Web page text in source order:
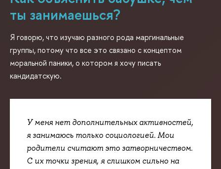
ты занимаешься?
Я говорю, что изучаю разного рода маргинальные
группы, потому что все это связано с концептом
моральной паники, о котором я хочу писать
кандидатскую.
У меня нет дополнительных активностей,
я занимаюсь только социологией. Мои
родители считают это затворничеством.
С их точки зрения, я слишком сильно на